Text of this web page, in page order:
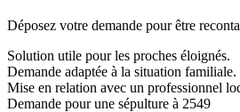
Déposez votre demande pour être
Solution utile pour les proches éloignés.
Demande adaptée à la situation familiale.
Mise en relation avec un professionnel
Demande pour une sépulture à 2549